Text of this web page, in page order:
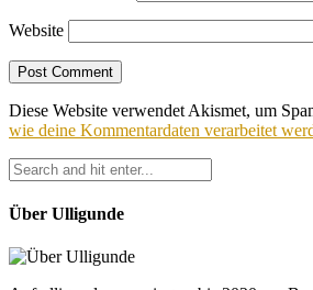
Website
Diese Website verwendet Akismet, um
wie deine Kommentardaten verarbeitet
Über Ulligunde